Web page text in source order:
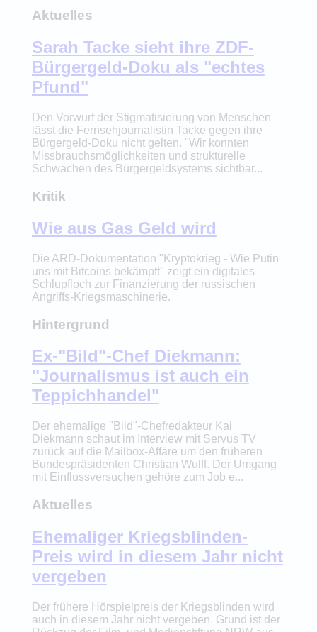
Aktuelles
Sarah Tacke sieht ihre ZDF-
Bürgergeld-Doku als "echtes
Pfund"
Den Vorwurf der Stigmatisierung von Menschen
lässt die Fernsehjournalistin Tacke gegen ihre
Bürgergeld-Doku nicht gelten. "Wir konnten
Missbrauchsmöglichkeiten und strukturelle
Schwächen des Bürgergeldsystems sichtbar...
Kritik
Wie aus Gas Geld wird
Die ARD-Dokumentation "Kryptokrieg - Wie Putin
uns mit Bitcoins bekämpft" zeigt ein digitales
Schlupfloch zur Finanzierung der russischen
Angriffs-Kriegsmaschinerie.
Hintergrund
Ex-"Bild"-Chef Diekmann:
"Journalismus ist auch ein
Teppichhandel"
Der ehemalige "Bild"-Chefredakteur Kai
Diekmann schaut im Interview mit Servus TV
zurück auf die Mailbox-Affäre um den früheren
Bundespräsidenten Christian Wulff. Der Umgang
mit Einflussversuchen gehöre zum Job e...
Aktuelles
Ehemaliger Kriegsblinden-
Preis wird in diesem Jahr nicht
vergeben
Der frühere Hörspielpreis der Kriegsblinden wird
auch in diesem Jahr nicht vergeben. Grund ist der